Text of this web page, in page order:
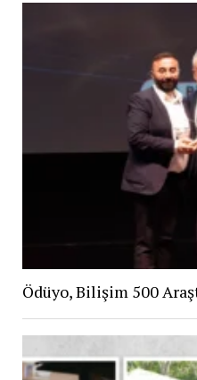
Ödüyo, Bilişim 500